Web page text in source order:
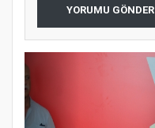
YORUMU GÖNDER